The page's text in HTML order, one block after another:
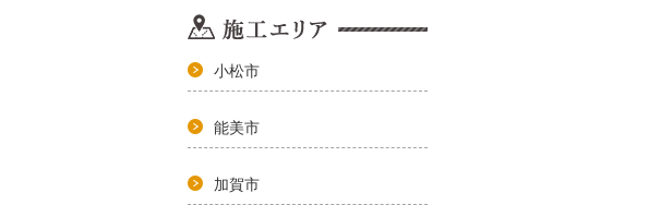
小松市
能美市
加賀市